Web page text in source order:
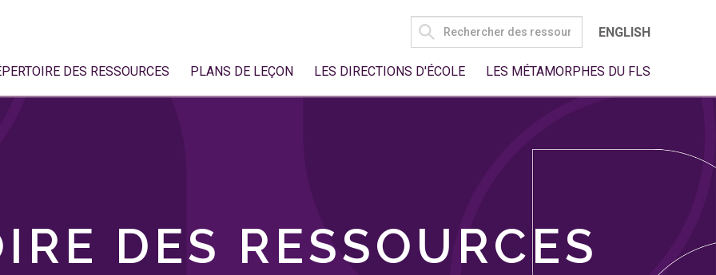
SEARCH
FOR:
ENGLISH
DES RESSOURCES PLANS DE LEÇON LES DIRECTIONS D'ÉCOLE LES MÉTAMORPHES DU FLS
DES RESSOURCES